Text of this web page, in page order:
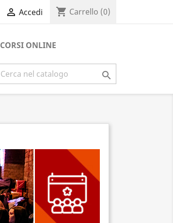
 Accedi shopping_cart Carrello (0)
CORSI ONLINE
